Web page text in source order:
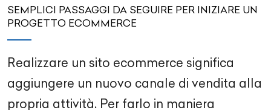
SEMPLICI PASSAGGI DA SEGUIRE PER INIZIARE UN
PROGETTO ECOMMERCE
Realizzare un sito ecommerce significa
aggiungere un nuovo canale di vendita alla
propria attività. Per farlo in maniera